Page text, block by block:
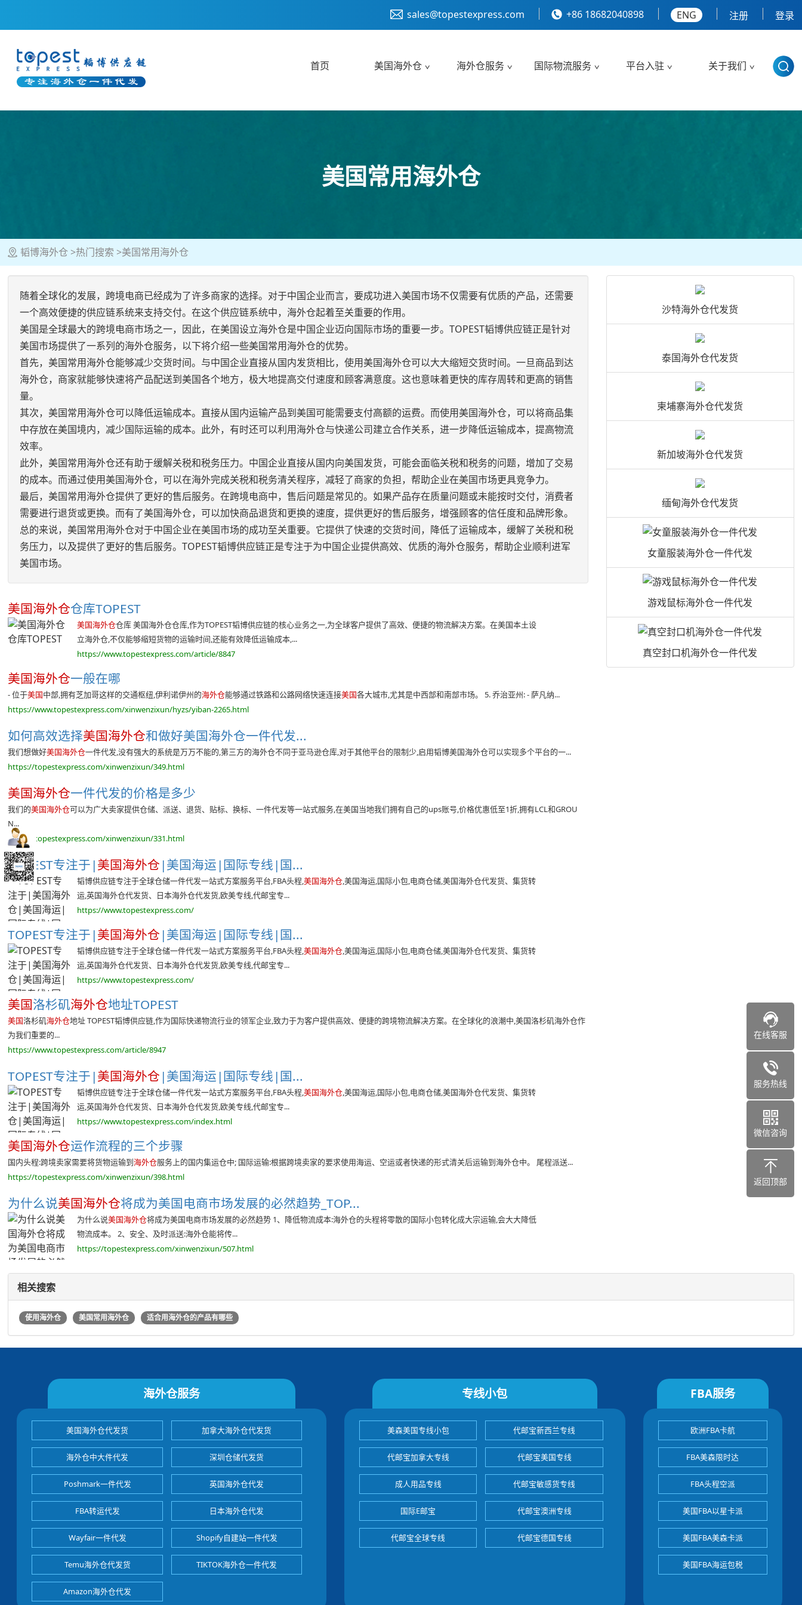
sales@topestexpress.com +86 18682040898 ENG 注册 登录
首页 美国海外仓 海外仓服务 国际物流服务 平台入驻 关于我们
美国常用海外仓
韬博海外仓 热门搜索 美国常用海外仓
随着全球化的发展，跨境电商已经成为了许多商家的选择。对于中国企业而言，要成功进入美国市场不仅需要有优质的产品，还需要
一个高效便捷的供应链系统来支持交付。在这个供应链系统中，海外仓起着至关重要的作用。
美国是全球最大的跨境电商市场之一，因此，在美国设立海外仓是中国企业迈向国际市场的重要一步。TOPEST韬博供应链正是针对
美国市场提供了一系列的海外仓服务，以下将介绍一些美国常用海外仓的优势。
首先，美国常用海外仓能够减少交货时间。与中国企业直接从国内发货相比，使用美国海外仓可以大大缩短交货时间。一旦商品到达
海外仓，商家就能够快速将产品配送到美国各个地方，极大地提高交付速度和顾客满意度。这也意味着更快的库存周转和更高的销售
量。
其次，美国常用海外仓可以降低运输成本。直接从国内运输产品到美国可能需要支付高额的运费。而使用美国海外仓，可以将商品集
中存放在美国境内，减少国际运输的成本。此外，有时还可以利用海外仓与快递公司建立合作关系，进一步降低运输成本，提高物流
效率。
此外，美国常用海外仓还有助于缓解关税和税务压力。中国企业直接从国内向美国发货，可能会面临关税和税务的问题，增加了交易
的成本。而通过使用美国海外仓，可以在海外完成关税和税务清关程序，减轻了商家的负担，帮助企业在美国市场更具竞争力。
最后，美国常用海外仓提供了更好的售后服务。在跨境电商中，售后问题是常见的。如果产品存在质量问题或未能按时交付，消费者
需要进行退货或更换。而有了美国海外仓，可以加快商品退货和更换的速度，提供更好的售后服务，增强顾客的信任度和品牌形象。
总的来说，美国常用海外仓对于中国企业在美国市场的成功至关重要。它提供了快速的交货时间，降低了运输成本，缓解了关税和税
务压力，以及提供了更好的售后服务。TOPEST韬博供应链正是专注于为中国企业提供高效、优质的海外仓服务，帮助企业顺利进军
美国市场。
美国海外仓仓库TOPEST
美国海外仓仓库 美国海外仓仓库,作为TOPEST韬博供应链的核心业务之一,为全球客户提供了高效、便捷的物流解决方案。在美国本土设
立海外仓,不仅能够缩短货物的运输时间,还能有效降低运输成本,...
https://www.topestexpress.com/article/8847
美国海外仓一般在哪
- 位于美国中部,拥有芝加哥这样的交通枢纽,伊利诺伊州的海外仓能够通过铁路和公路网络快速连接美国各大城市,尤其是中西部和南部市场。 5. 乔治亚州: - 萨凡纳...
https://www.topestexpress.com/xinwenzixun/hyzs/yiban-2265.html
如何高效选择美国海外仓和做好美国海外仓一件代发...
我们想做好美国海外仓一件代发,没有强大的系统是万万不能的,第三方的海外仓不同于亚马逊仓库,对于其他平台的限制少,启用韬博美国海外仓可以实现多个平台的一...
https://topestexpress.com/xinwenzixun/349.html
美国海外仓一件代发的价格是多少
我们的美国海外仓可以为广大卖家提供仓储、派送、退货、贴标、换标、一件代发等一站式服务,在美国当地我们拥有自己的ups账号,价格优惠低至1折,拥有LCL和GROU
N...
https://topestexpress.com/xinwenzixun/331.html
TOPEST专注于|美国海外仓 |美国海运|国际专线|国...
韬博供应链专注于全球仓储一件代发一站式方案服务平台,FBA头程,美国海外仓,美国海运,国际小包,电商仓储,美国海外仓代发货、集货转
运,英国海外仓代发货、日本海外仓代发货,欧美专线,代邮宝专...
https://www.topestexpress.com/
TOPEST专注于|美国海外仓 |美国海运|国际专线|国...
韬博供应链专注于全球仓储一件代发一站式方案服务平台,FBA头程,美国海外仓,美国海运,国际小包,电商仓储,美国海外仓代发货、集货转
运,英国海外仓代发货、日本海外仓代发货,欧美专线,代邮宝专...
https://www.topestexpress.com/
美国洛杉矶海外仓地址TOPEST
美国洛杉矶海外仓地址 TOPEST韬博供应链,作为国际快递物流行业的领军企业,致力于为客户提供高效、便捷的跨境物流解决方案。在全球化的浪潮中,美国洛杉矶海外仓作
为我们重要的...
https://www.topestexpress.com/article/8947
TOPEST专注于|美国海外仓 |美国海运|国际专线|国...
韬博供应链专注于全球仓储一件代发一站式方案服务平台,FBA头程,美国海外仓,美国海运,国际小包,电商仓储,美国海外仓代发货、集货转
运,英国海外仓代发货、日本海外仓代发货,欧美专线,代邮宝专...
https://www.topestexpress.com/index.html
美国海外仓运作流程的三个步骤
国内头程:跨境卖家需要将货物运输到海外仓服务上的国内集运仓中; 国际运输:根据跨境卖家的要求使用海运、空运或者快递的形式清关后运输到海外仓中。 尾程派送...
https://topestexpress.com/xinwenzixun/398.html
为什么说美国海外仓将成为美国电商市场发展的必然趋势_TOP...
为什么说美国海外仓将成为美国电商市场发展的必然趋势 1、降低物流成本:海外仓的头程将零散的国际小包转化成大宗运输,会大大降低
物流成本。 2、安全、及时派送:海外仓能将传...
https://topestexpress.com/xinwenzixun/507.html
沙特海外仓代发货
泰国海外仓代发货
柬埔寨海外仓代发货
新加坡海外仓代发货
缅甸海外仓代发货
女童服装海外仓一件代发
游戏鼠标海外仓一件代发
真空封口机海外仓一件代发
相关搜索
使用海外仓 美国常用海外仓 适合用海外仓的产品有哪些
海外仓服务
美国海外仓代发货 加拿大海外仓代发货
海外仓中大件代发 深圳仓储代发货
Poshmark一件代发 英国海外仓代发
FBA转运代发 日本海外仓代发
Wayfair一件代发 Shopify自建站一件代发
Temu海外仓代发货 TIKTOK海外仓一件代发
Amazon海外仓代发
专线小包
美森美国专线小包 代邮宝新西兰专线
代邮宝加拿大专线 代邮宝美国专线
成人用品专线 代邮宝敏感货专线
国际E邮宝 代邮宝澳洲专线
代邮宝全球专线 代邮宝德国专线
FBA服务
欧洲FBA卡航
FBA美森限时达
FBA头程空派
美国FBA以星卡派
美国FBA美森卡派
美国FBA海运包税
在线客服
服务热线
微信咨询
返回顶部